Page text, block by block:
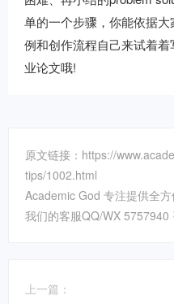
单的一个步骤，你能依据
例和创作流程自己来试着
业论文哦!
原文链接：https://
tips/1002.html
Academic God 专注提供全
我们的客服QQ/WX 5757940
上一篇：